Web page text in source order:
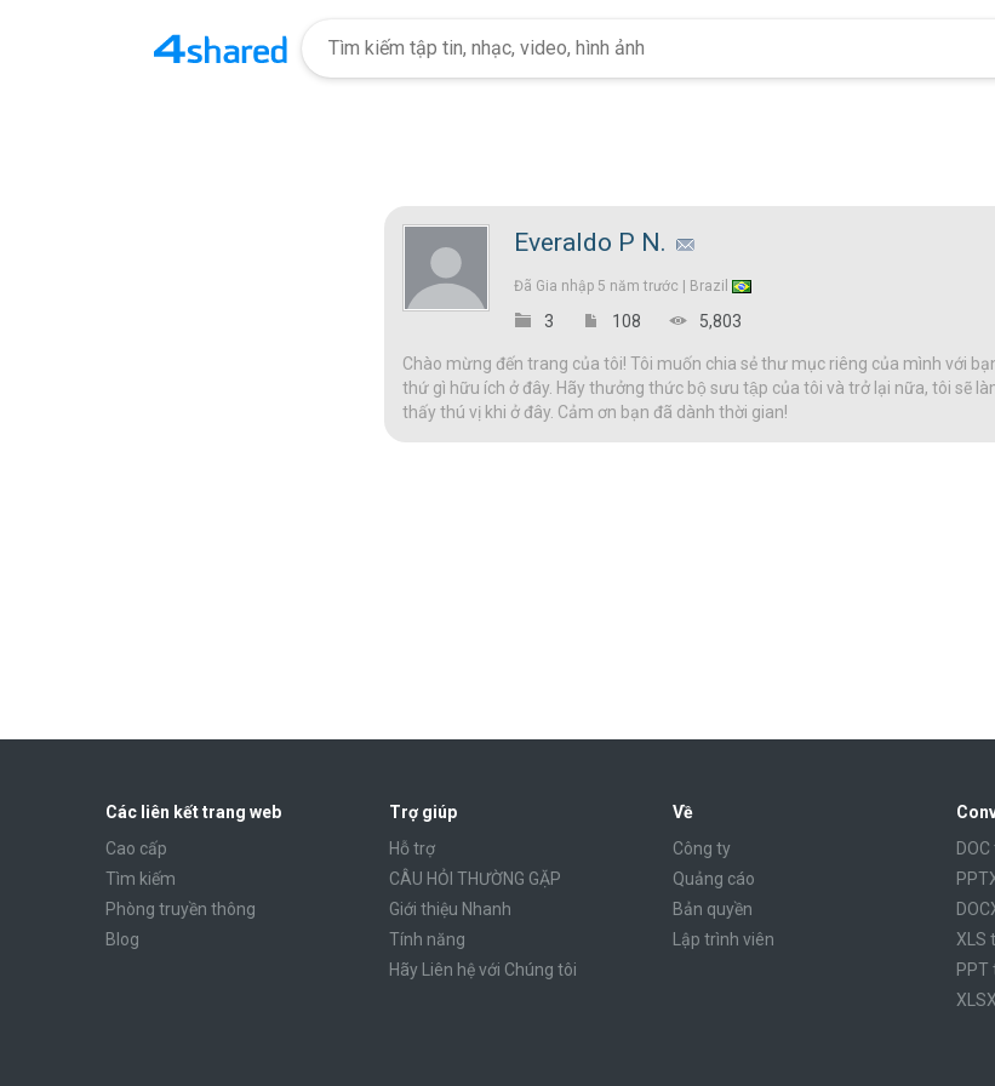
Everaldo P N.
Đã Gia nhập 5 năm trước | Brazil
3 108 5,803
Chào mừng đến trang của tôi! Tôi muốn chia sẻ thư mục riêng của mình với
thứ gì hữu ích ở đây. Hãy thưởng thức bộ sưu tập của tôi và trở lại nữa, tôi sẽ
thấy thú vị khi ở đây. Cảm ơn bạn đã dành thời gian!
Các liên kết trang web
Cao cấp
Tìm kiếm
Phòng truyền thông
Blog
Trợ giúp
Hỗ trợ
CÂU HỎI THƯỜNG GẶP
Giới thiệu Nhanh
Tính năng
Hãy Liên hệ với Chúng tôi
Về
Công ty
Quảng cáo
Bản quyền
Lập trình viên
XLS
PPT